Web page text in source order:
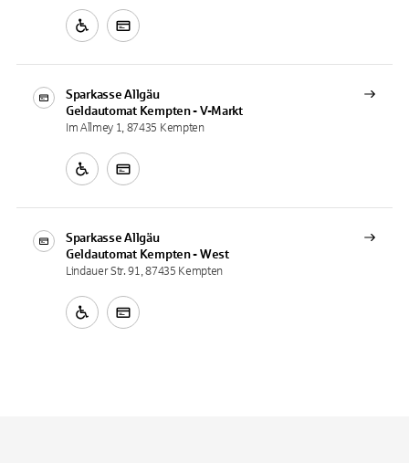
Sparkasse Allgäu
Geldautomat Kempten - V-Markt
Im Allmey 1, 87435 Kempten
Sparkasse Allgäu
Geldautomat Kempten - West
Lindauer Str. 91, 87435 Kempten